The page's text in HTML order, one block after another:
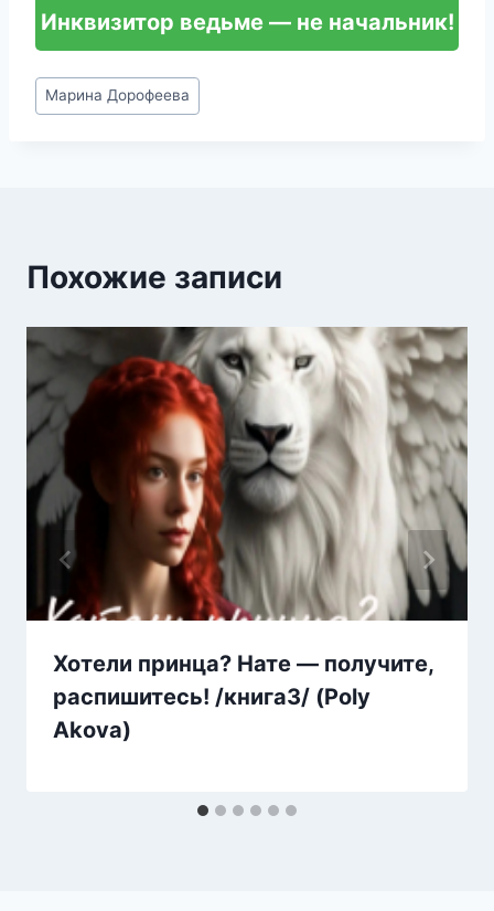
Инквизитор ведьме — не начальник!
Метки
записи:
Марина Дорофеева
Похожие записи
Хотели принца? Нате — получите,
распишитесь! /книга3/ (Poly
Аkova)